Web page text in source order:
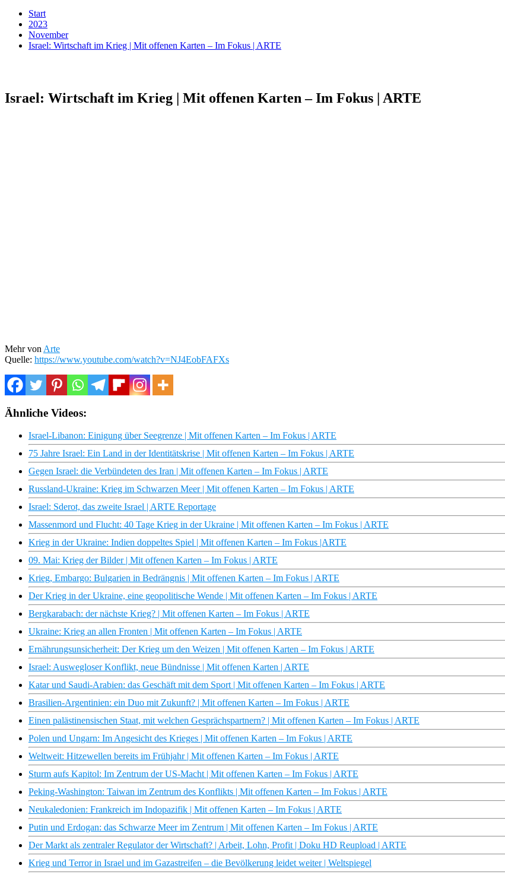
Start
2023
November
Israel: Wirtschaft im Krieg | Mit offenen Karten – Im Fokus | ARTE
Israel: Wirtschaft im Krieg | Mit offenen Karten – Im Fokus | ARTE
Mehr von Arte
Quelle: https://www.youtube.com/watch?v=NJ4EobFAFXs
Ähnliche Videos:
Israel-Libanon: Einigung über Seegrenze | Mit offenen Karten – Im Fokus | ARTE
75 Jahre Israel: Ein Land in der Identitätskrise | Mit offenen Karten – Im Fokus | ARTE
Gegen Israel: die Verbündeten des Iran | Mit offenen Karten – Im Fokus | ARTE
Russland-Ukraine: Krieg im Schwarzen Meer | Mit offenen Karten – Im Fokus | ARTE
Israel: Sderot, das zweite Israel | ARTE Reportage
Massenmord und Flucht: 40 Tage Krieg in der Ukraine | Mit offenen Karten – Im Fokus | ARTE
Krieg in der Ukraine: Indien doppeltes Spiel | Mit offenen Karten – Im Fokus |ARTE
09. Mai: Krieg der Bilder | Mit offenen Karten – Im Fokus | ARTE
Krieg, Embargo: Bulgarien in Bedrängnis | Mit offenen Karten – Im Fokus | ARTE
Der Krieg in der Ukraine, eine geopolitische Wende | Mit offenen Karten – Im Fokus | ARTE
Bergkarabach: der nächste Krieg? | Mit offenen Karten – Im Fokus | ARTE
Ukraine: Krieg an allen Fronten | Mit offenen Karten – Im Fokus | ARTE
Ernährungsunsicherheit: Der Krieg um den Weizen | Mit offenen Karten – Im Fokus | ARTE
Israel: Auswegloser Konflikt, neue Bündnisse | Mit offenen Karten | ARTE
Katar und Saudi-Arabien: das Geschäft mit dem Sport | Mit offenen Karten – Im Fokus | ARTE
Brasilien-Argentinien: ein Duo mit Zukunft? | Mit offenen Karten – Im Fokus | ARTE
Einen palästinensischen Staat, mit welchen Gesprächspartnern? | Mit offenen Karten – Im Fokus | ARTE
Polen und Ungarn: Im Angesicht des Krieges | Mit offenen Karten – Im Fokus | ARTE
Weltweit: Hitzewellen bereits im Frühjahr | Mit offenen Karten – Im Fokus | ARTE
Sturm aufs Kapitol: Im Zentrum der US-Macht | Mit offenen Karten – Im Fokus | ARTE
Peking-Washington: Taiwan im Zentrum des Konflikts | Mit offenen Karten – Im Fokus | ARTE
Neukaledonien: Frankreich im Indopazifik | Mit offenen Karten – Im Fokus | ARTE
Putin und Erdogan: das Schwarze Meer im Zentrum | Mit offenen Karten – Im Fokus | ARTE
Der Markt als zentraler Regulator der Wirtschaft? | Arbeit, Lohn, Profit | Doku HD Reupload | ARTE
Krieg und Terror in Israel und im Gazastreifen – die Bevölkerung leidet weiter | Weltspiegel